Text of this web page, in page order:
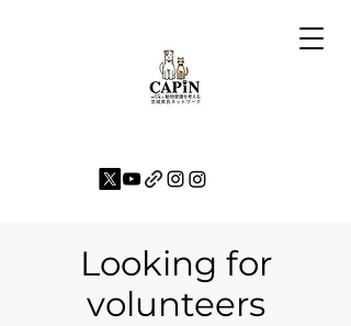
Looking for
volunteers